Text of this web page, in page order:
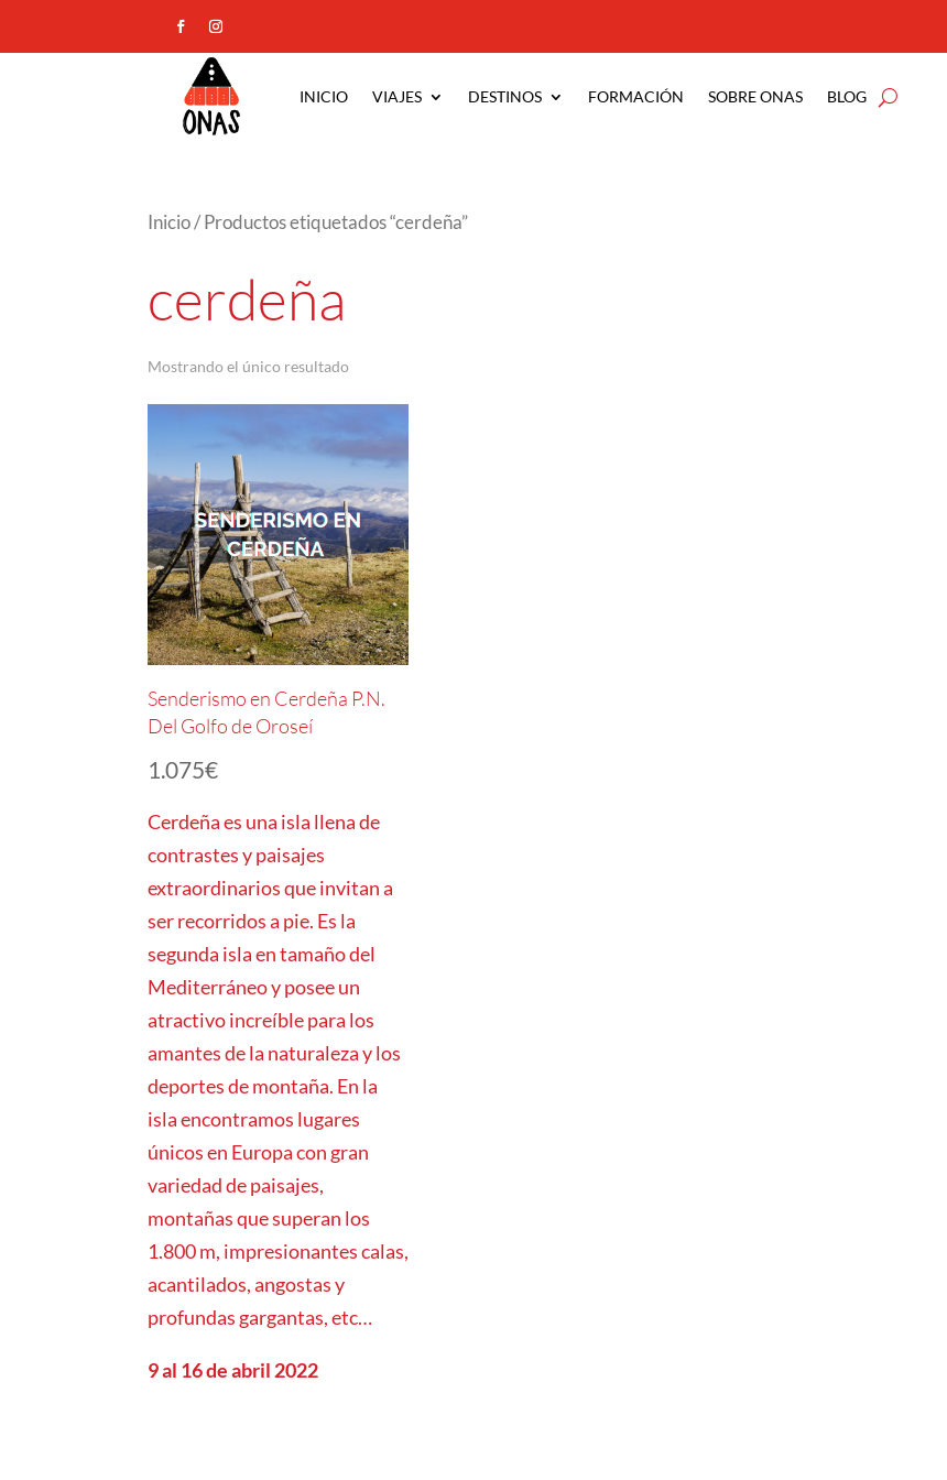
INICIO VIAJES DESTINOS FORMACIÓN SOBRE ONAS BLOG
Inicio/ Productos etiquetados “cerdeña”
cerdeña
Mostrando el único resultado
Senderismo en Cerdeña P.N.
Del Golfo de Oroseí
1.075€
Cerdeña es una isla llena de
contrastes y paisajes
extraordinarios que invitan a
ser recorridos a pie. Es la
segunda isla en tamaño del
Mediterráneo y posee un
atractivo increíble para los
amantes de la naturaleza y los
deportes de montaña. En la
isla encontramos lugares
únicos en Europa con gran
variedad de paisajes,
montañas que superan los
1.800 m, impresionantes calas,
acantilados, angostas y
profundas gargantas, etc…
9 al 16 de abril 2022